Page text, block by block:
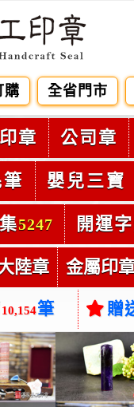
購 全省門市
章 公司章
嬰兒三寶
5247 開運
陸章 金屬印
10,154筆 贈